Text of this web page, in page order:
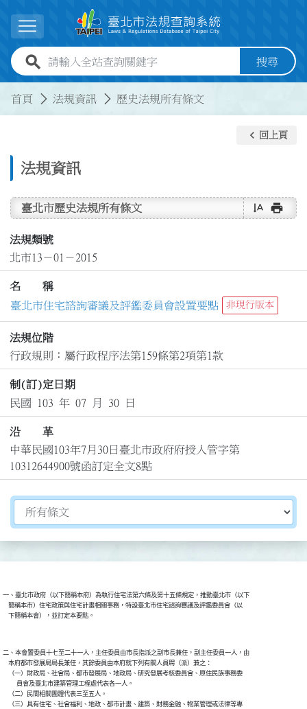
展開選單
全站查詢關鍵字欄位 搜尋
首頁 法規資訊 歷史法規所有條文
法規資訊
keyboard_arrow_left 回上頁
臺北市歷史法規所有條文 text_rotate_vertical print
法規類號
北市13－01－2015
名 稱
臺北市住宅諮詢審議及評鑑委員會設置要點
非現行版本
法規位階
行政規則：屬行政程序法第159條第2項第1款
制(訂)定日期
民國 103 年 07 月 30 日
沿 革
中華民國103年7月30日臺北市政府府授人管字第
10312644900號函訂定全文8點
切換選擇法規資訊內容
一、臺北市政府（以下簡稱本府）為執行住宅法第六條及第十五條規定，推動臺北市（以下
    簡稱本市）住宅政策與住宅計畫相關事務，特設臺北市住宅諮詢審議及評鑑委員會（以
二、本會置委員十七至二十一人，主任委員由市長指派之副市長兼任，副主任委員一人，由
    本府都市發展局局長兼任，其餘委員由本府就下列有關人員聘（派）兼之：
    （一）財政局、社會局、都市發展局、地政局、研究發展考核委員會、原住民族事務委
          員會及臺北市建築管理工程處代表各一人。
    （二）民間相關團體代表三至五人。
    （三）具有住宅、社會福利、地政、都市計畫、建築、財務金融、物業管理或法律等專